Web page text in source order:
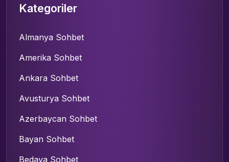
Kategoriler
Almanya Sohbet
Amerika Sohbet
Ankara Sohbet
Avusturya Sohbet
Azerbaycan Sohbet
Bayan Sohbet
Bedava Sohbet